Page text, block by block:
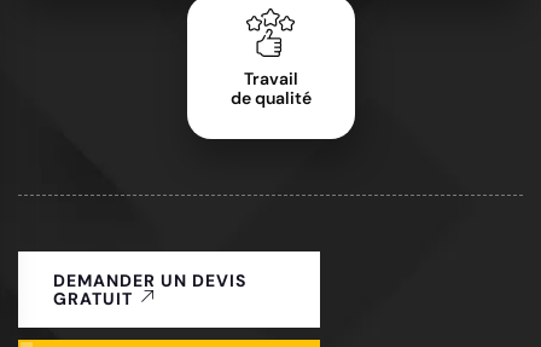
Travail
de qualité
DEMANDER UN DEVIS
GRATUIT